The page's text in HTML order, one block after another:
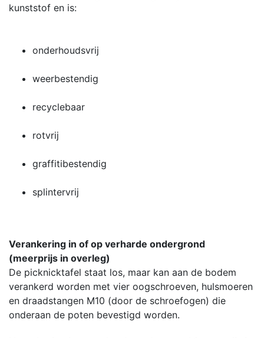
kunststof en is:
onderhoudsvrij
weerbestendig
recyclebaar
rotvrij
graffitibestendig
splintervrij
Verankering in of op verharde ondergrond
(meerprijs in overleg)
De picknicktafel staat los, maar kan aan de bodem
verankerd worden met vier oogschroeven, hulsmoeren
en draadstangen M10 (door de schroefogen) die
onderaan de poten bevestigd worden.